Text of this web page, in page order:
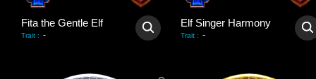
Fita the Gentle Elf
Trait : -
Elf Singer Harmony
Trait : -